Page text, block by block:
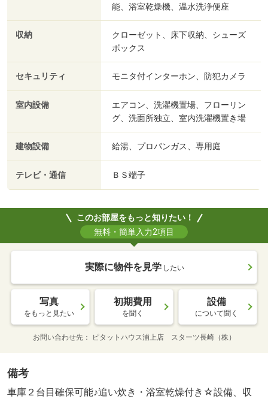
能、浴室乾燥機、温水洗浄便座
収納
クローゼット、床下収納、シューズ
ボックス
セキュリティ モニタ付インターホン、防犯カメラ
室内設備
エアコン、洗濯機置場、フローリン
グ、洗面所独立、室内洗濯機置き場
建物設備 給湯、プロパンガス、専用庭
テレビ・通信 ＢＳ端子
このお部屋をもっと知りたい！
無料・簡単入力2項目
実際に物件を見学 したい
写真
をもっと見たい
初期費用
を聞く
設備
について聞く
お問い合わせ先 ピタットハウス浦上店 スターツ長崎（株）
備考
車庫２台目確保可能♪追い炊き・浴室乾燥付き☆設備、収